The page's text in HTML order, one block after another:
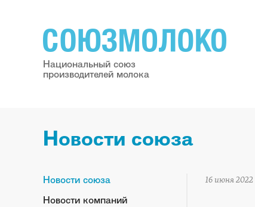
Национальный союз
производителей молока
Новости союза
Новости союза
Новости компаний
16 июня 2022